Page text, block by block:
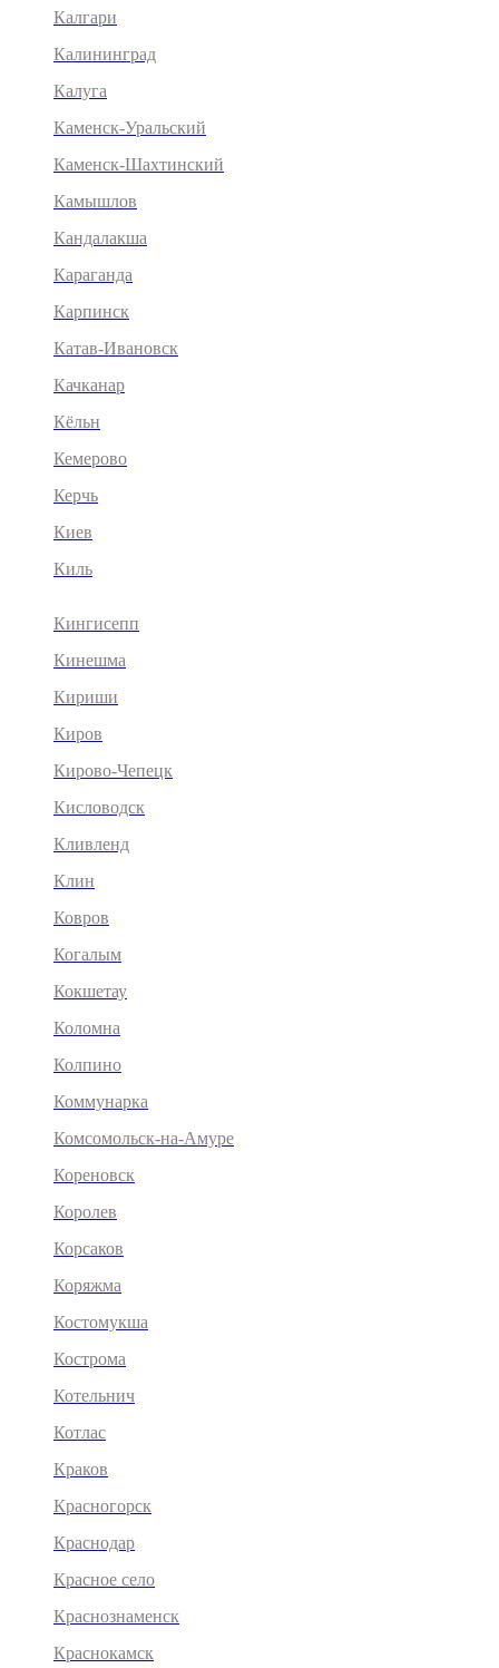
Калгари
Калининград
Калуга
Каменск-Уральский
Каменск-Шахтинский
Камышлов
Кандалакша
Караганда
Карпинск
Катав-Ивановск
Качканар
Кёльн
Кемерово
Керчь
Киев
Киль
Кингисепп
Кинешма
Кириши
Киров
Кирово-Чепецк
Кисловодск
Кливленд
Клин
Ковров
Когалым
Кокшетау
Коломна
Колпино
Коммунарка
Комсомольск-на-Амуре
Кореновск
Королев
Корсаков
Коряжма
Костомукша
Кострома
Котельнич
Котлас
Краков
Красногорск
Краснодар
Красное село
Краснознаменск
Краснокамск